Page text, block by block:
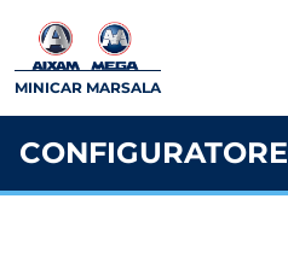
MINICAR MARSALA
CONFIGURATORE